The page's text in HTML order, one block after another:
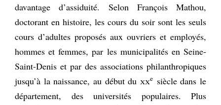
davantage d’assiduité. Selon François Mathou,
doctorant en histoire, les cours du soir sont les seuls
cours d’adultes proposés aux ouvriers et employés,
hommes et femmes, par les municipalités en Seine-
Saint-Denis et par des associations philanthropiques
jusqu’à la naissance, au début du xxe siècle dans le
département, des universités populaires. Plus